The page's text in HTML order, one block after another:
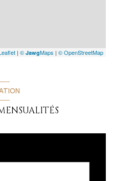
| © JawgMaps | © OpenStreetMap